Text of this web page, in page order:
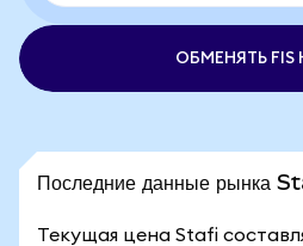
ОБМЕНЯТЬ FIS
Последние данные рынка
Текущая цена Stafi